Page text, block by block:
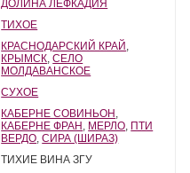
ДОЛИНА ЛЕФКАДИЯ
ТИХОЕ
КРАСНОДАРСКИЙ КРАЙ
КРЫМСК ,СЕЛО
МОЛДАВАНСКОЕ
СУХОЕ
КАБЕРНЕ СОВИНЬОН
КАБЕРНЕ ФРАН МЕРЛО ПТИ
ВЕРДО ,СИРА (ШИРАЗ)
ТИХИЕ ВИНА ЗГУ